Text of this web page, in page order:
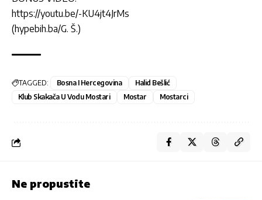
https://youtu.be/-KU4jt4JrMs
(hypebih.ba/G. Š.)
TAGGED: Bosna I Hercegovina
Halid Bešlić
Klub Skakača U Vodu Mostari
Mostar Mostarci
Ne propustite